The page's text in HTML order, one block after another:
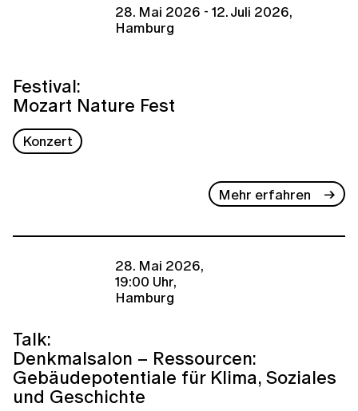
28. Mai 2026 - 12. Juli 2026,
Hamburg
Festival:
Mozart Nature Fest
Konzert
Mehr erfahren
28. Mai 2026,
19:00 Uhr,
Hamburg
Talk:
Denkmalsalon – Ressourcen:
Gebäudepotentiale für Klima, Soziales
und Geschichte